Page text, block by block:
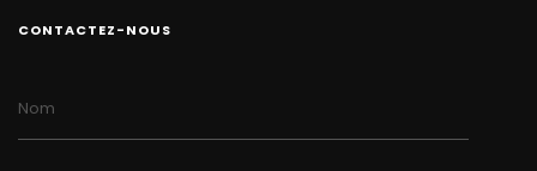
CONTACTEZ-NOUS
Nom